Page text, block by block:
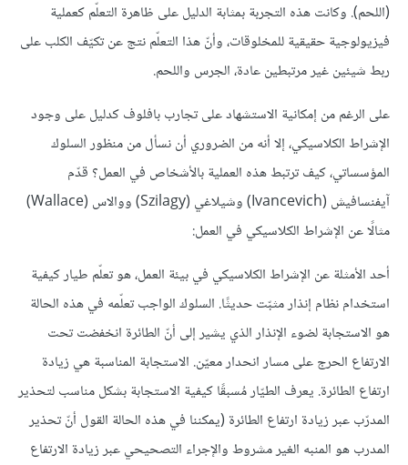
(اللحم). وكانت هذه التجربة بمثابة الدليل على ظاهرة التعلّم كعملية
فيزيولوجية حقيقية للمخلوقات، وأنّ هذا التعلّم نتج عن تكيّف الكلب على
ربط شيئين غير مرتبطين عادة، الجرس واللحم.
على الرغم من إمكانية الاستشهاد على تجارب بافلوف كدليل على وجود
الإشراط الكلاسيكي، إلا أنه من الضروري أن نسأل من منظور السلوك
المؤسساتي، كيف ترتبط هذه العملية بالأشخاص في العمل؟ قدّم
آيفنسافيش (Ivancevich) وشيلاغي (Szilagy) ووالاس (Wallace)
مثالًا عن الإشراط الكلاسيكي في العمل:
أحد الأمثلة عن الإشراط الكلاسيكي في بيئة العمل، هو تعلّم طيار كيفية
استخدام نظام إنذار مثبّت حديثًا. السلوك الواجب تعلّمه في هذه الحالة
هو الاستجابة لضوء الإنذار الذي يشير إلى أنّ الطائرة انخفضت تحت
الارتفاع الحرج على مسار انحدار معيّن. الاستجابة المناسبة هي زيادة
ارتفاع الطائرة. يعرف الطيّار مُسبقًا كيفية الاستجابة بشكل مناسب لتحذير
المدرّب عبر زيادة ارتفاع الطائرة (يمكننا في هذه الحالة القول أنّ تحذير
المدرب هو المنبه الغير مشروط والإجراء التصحيحي عبر زيادة الارتفاع